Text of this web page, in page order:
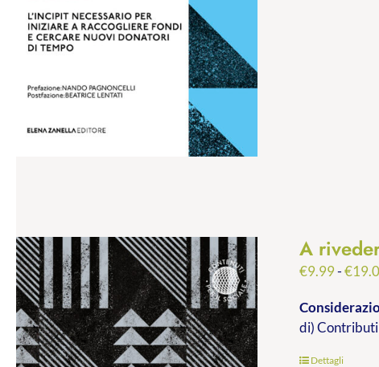
A
€9.99-€
di) Contributi
Dettagli